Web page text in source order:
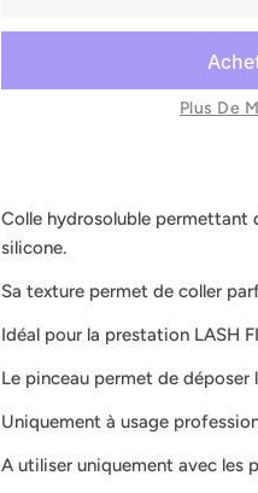
Plus De
Colle hydrosoluble permettant
silicone.
Sa texture permet de coller
Idéal pour la prestation LASH
Le pinceau permet de déposer
Uniquement à usage
A utiliser uniquement avec les